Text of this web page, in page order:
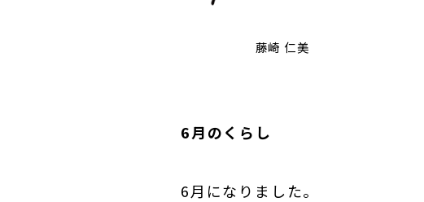
藤崎 仁美
6月のくらし
6月になりました。